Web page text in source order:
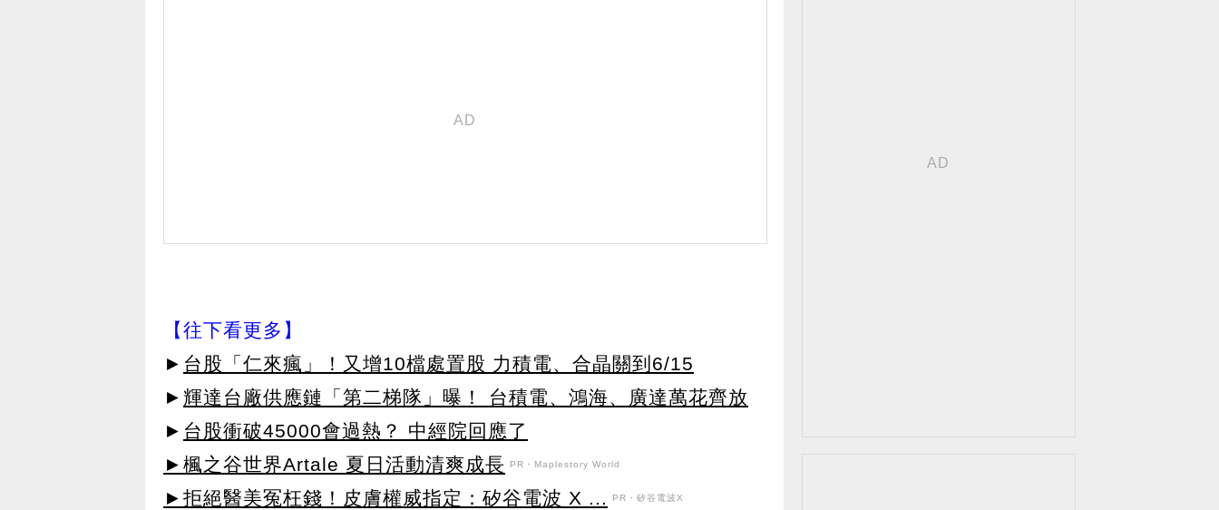
【往下看更多】
► 台股「仁來瘋」！又增10檔處置股 力積電、合晶關到6/15
► 輝達台廠供應鏈「第二梯隊」曝！ 台積電、鴻海、廣達萬花齊放
► 台股衝破45000會過熱？ 中經院回應了
►楓之谷世界Artale 夏日活動清爽成長
PR・Maplestory World
►拒絕醫美冤枉錢！皮膚權威指定：矽谷電波 X ... PR・矽谷電波X